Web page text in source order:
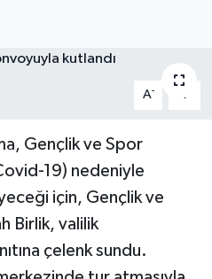
A- A
Gençlik ve Spor
19) nedeniyle
için, Gençlik ve
Birlik, valilik
çelenk sundu.
ve Fikstür